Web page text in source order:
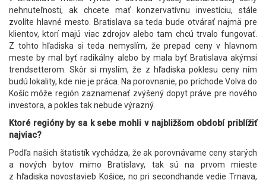
nehnuteľnosti, ak chcete mať konzervatívnu investíciu, stále
zvolíte hlavné mesto. Bratislava sa teda bude otvárať najmä pre
klientov, ktorí majú viac zdrojov alebo tam chcú trvalo fungovať.
Z tohto hľadiska si teda nemyslím, že prepad ceny v hlavnom
meste by mal byť radikálny alebo by mala byť Bratislava akýmsi
trendsetterom. Skôr si myslím, že z hľadiska poklesu ceny ním
budú lokality, kde nie je práca. Na porovnanie, po príchode Volva do
Košíc môže región zaznamenať zvýšený dopyt práve pre nového
investora, a pokles tak nebude výrazný.
Ktoré regióny by sa k sebe mohli v najbližšom období priblížiť
najviac?
Podľa našich štatistík vychádza, že ak porovnávame ceny starých
a nových bytov mimo Bratislavy, tak sú na prvom mieste
z hľadiska novostavieb Košice, no pri secondhande vedie Trnava,